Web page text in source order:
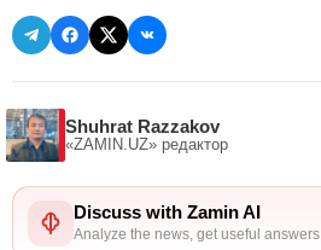
Shuhrat Razzakov
«ZAMIN.UZ» редактор
Discuss with Zamin AI
Analyze the news, get useful answers